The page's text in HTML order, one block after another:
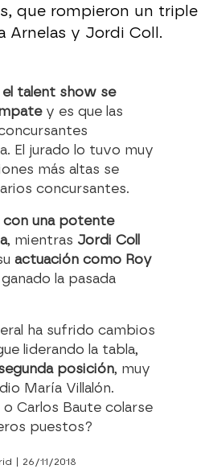
que rompieron un triple
Arnelas y Jordi Coll.
talent show se
y es que las
El jurado lo tuvo muy
más altas se
concursantes.
con una potente
, mientras Jordi Coll
actuación como Roy
la pasada
ha sufrido cambios
liderando la tabla,
posición, muy
María Villalón.
Carlos Baute colarse
puestos?
| 26/11/2018